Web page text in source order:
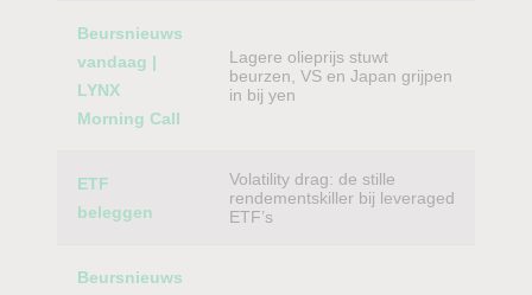
Beursnieuws
vandaag |
LYNX
Morning Call
Lagere olieprijs stuwt
beurzen, VS en Japan grijpen
in bij yen
ETF
beleggen
Volatility drag: de stille
rendementskiller bij leveraged
ETF’s
Beursnieuws